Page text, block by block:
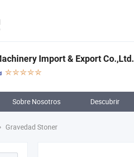
Import & Export Co.,Ltd.
Sobre Nosotros Descubrir
Gravedad Stoner